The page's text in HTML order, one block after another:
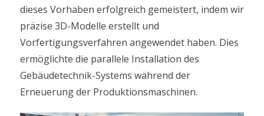
dieses Vorhaben erfolgreich gemeistert, indem wir
präzise 3D-Modelle erstellt und
Vorfertigungsverfahren angewendet haben. Dies
ermöglichte die parallele Installation des
Gebäudetechnik-Systems während der
Erneuerung der Produktionsmaschinen.